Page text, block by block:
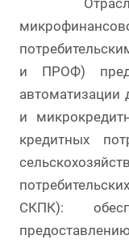
и ПРОФ)
автоматизации
и
кредитных
СКПК):